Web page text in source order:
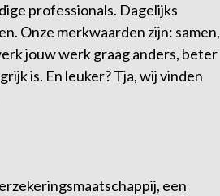
professionals. Dagelijks
Onze merkwaarden zijn: samen,
jouw werk graag anders, beter
is. En leuker? Tja, wij vinden
een